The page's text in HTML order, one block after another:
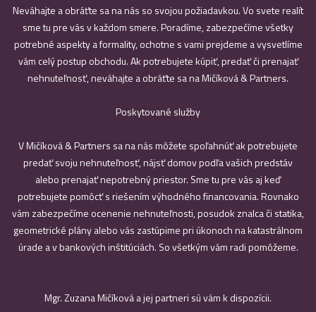
Neváhajte a obráťte sa na nás so svojou požiadavkou. Vo svete realít
sme tu pre vás v každom smere. Poradíme, zabezpečíme všetky
potrebné aspekty a formality, ochotne s vami prejdeme a vysvetlíme
vám celý postup obchodu. Ak potrebujete kúpiť, predať či prenajať
nehnuteľnosť, neváhajte a obráťte sa na Mičíková & Partners.
Poskytované služby
V Mičíková & Partners sa na nás môžete spoľahnúť ak potrebujete
predať svoju nehnuteľnosť, nájsť domov podľa vašich predstáv
alebo prenajať nepotrebný priestor. Sme tu pre vás aj keď
potrebujete pomôcť s riešením výhodného financovania. Rovnako
vám zabezpečíme ocenenie nehnuteľnosti, posudok znalca či statika,
geometrické plány alebo vás zastúpime pri úkonoch na katastrálnom
úrade a v bankových inštitúciách. So všetkým vám radi pomôžeme.
Mgr. Zuzana Mičíková a jej partneri sú vám k dispozícii.